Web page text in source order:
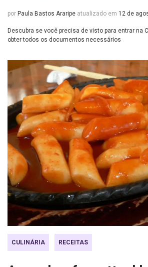
por Paula Bastos Araripe atualizado em 12 de
Descubra se você precisa de visto para entrar na
obter todos os documentos necessários
CULINÁRIA RECEITAS